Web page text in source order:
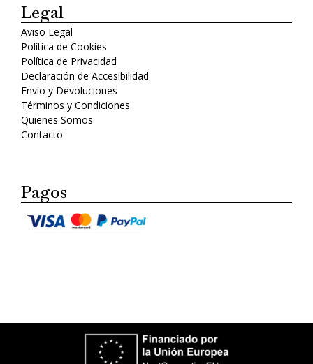
Legal
Aviso Legal
Política de Cookies
Política de Privacidad
Declaración de Accesibilidad
Envío y Devoluciones
Términos y Condiciones
Quienes Somos
Contacto
Pagos